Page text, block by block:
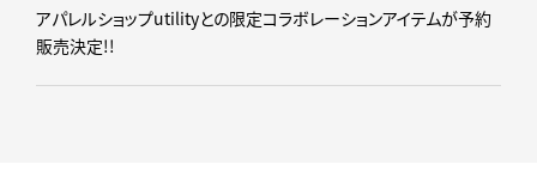
アパレルショップutilityとの限定コラボレーションアイテムが予約
販売決定!!